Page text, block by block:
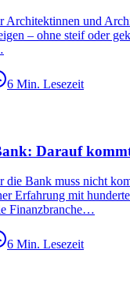
Architektinnen und
– ohne steif oder
6 Min. Lesezeit
Darauf
Bank muss nicht
Erfahrung mit
Finanzbranche…
6 Min. Lesezeit